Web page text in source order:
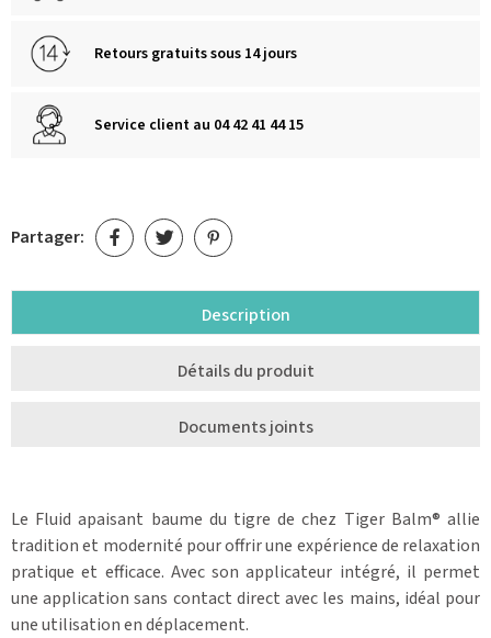
Retours gratuits sous 14 jours
Service client au 04 42 41 44 15
Partager:
Description
Détails du produit
Documents joints
Le Fluid apaisant baume du tigre de chez Tiger Balm® allie
tradition et modernité pour offrir une expérience de relaxation
pratique et efficace. Avec son applicateur intégré, il permet
une application sans contact direct avec les mains, idéal pour
une utilisation en déplacement.